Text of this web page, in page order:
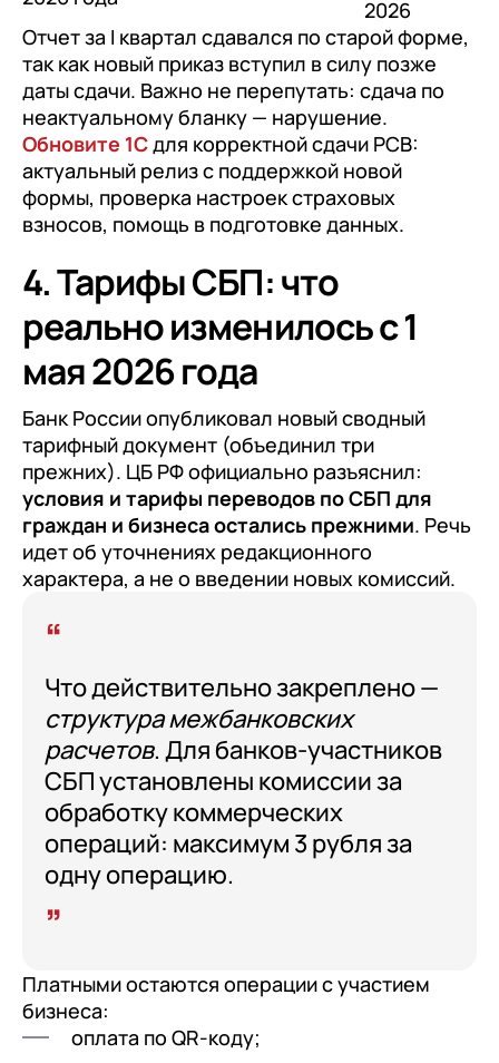
2026
Отчет за I квартал сдавался по старой форме,
так как новый приказ вступил в силу позже
даты сдачи. Важно не перепутать: сдача по
неактуальному бланку — нарушение.
Обновите 1Сдля корректной сдачи РСВ:
актуальный релиз с поддержкой новой
формы, проверка настроек страховых
взносов, помощь в подготовке данных.
4. Тарифы СБП: что
реально изменилось с 1
мая 2026 года
Банк России опубликовал новый сводный
тарифный документ (объединил три
прежних). ЦБ РФ официально разъяснил:
условия и тарифы переводов по СБП для
граждан и бизнесаостались прежними. Речь
идет об уточнениях редакционного
характера, а не о введении новых комиссий.
Что действительно закреплено —
структура межбанковских
расчетов. Для банков-участников
СБП установлены комиссии за
обработку коммерческих
операций: максимум 3 рубля за
одну операцию.
Платными остаются операции с участием
бизнеса:
оплата по QR-коду;
Номер телефона
Отправить
Я даю согласие на обработкуПерсональных
данных в соответствии с
Конфиденциальности
+7 Номер телефона
Отправить
Я даю согласие на обработкуПерсональных
данныхв соответствии сПолитикой
+7 Номер телефона
Отправить
Я даю согласие на обработкуПерсональных
данныхв соответствии сПолитикой
Конфиденциальности
Перейти в корзину
Продолжить покупки